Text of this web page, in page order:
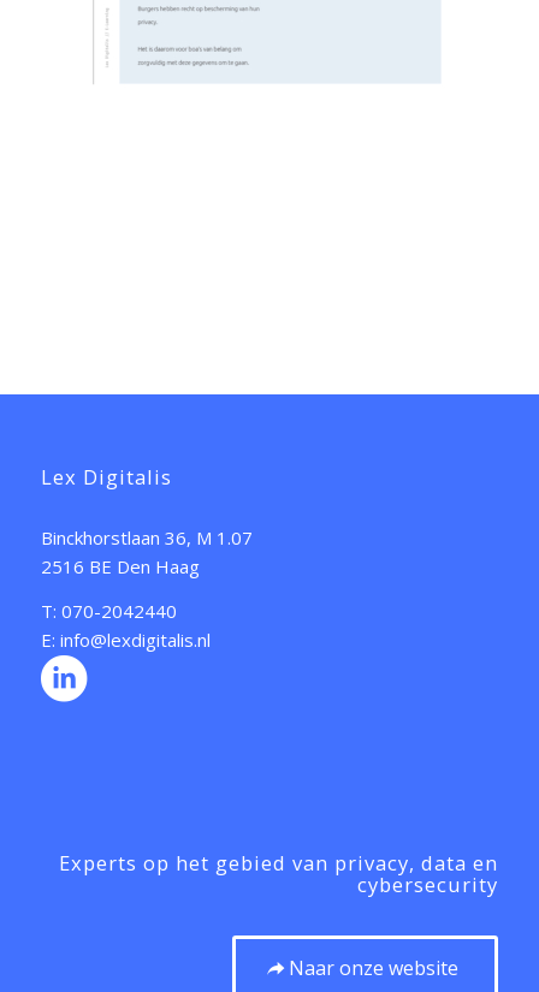
Lex Digitalis
Binckhorstlaan 36, M 1.07
2516 BE Den Haag
T: 070-2042440
E: info@lexdigitalis.nl
Experts op het gebied van privacy, data en
cybersecurity
Naar onze website